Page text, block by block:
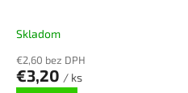
Skladom
€2,60 bez DPH
€3,20 / ks